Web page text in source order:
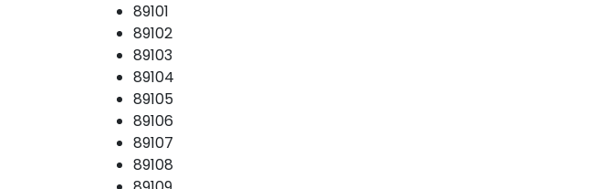
89101
89102
89103
89104
89105
89106
89107
89108